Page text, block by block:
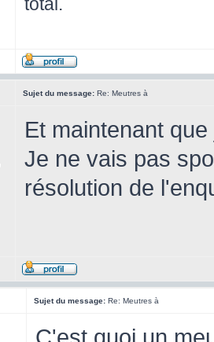
total.
Sujet du message: Re: Meutres à
Et maintenant
Je ne vais pas
résolution de
Sujet du message: Re: Meutres à